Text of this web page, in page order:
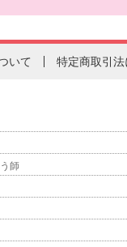
いて 特定商取引
師